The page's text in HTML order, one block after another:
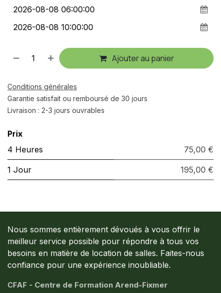
Ajouter au panier
Conditions générales
Garantie satisfait ou remboursé de 30 jours
Livraison : 2-3 jours ouvrables
Prix
4 Heures
75,00 €
1 Jour 195,00 €
Nous sommes entièrement dévoués à vous offrir le
meilleur service possible pour répondre à tous vos
besoins en matière de location de salles. Faites-nous
confiance pour une expérience inoubliable.
CFAF - Centre de Formation Arend-Fixmer